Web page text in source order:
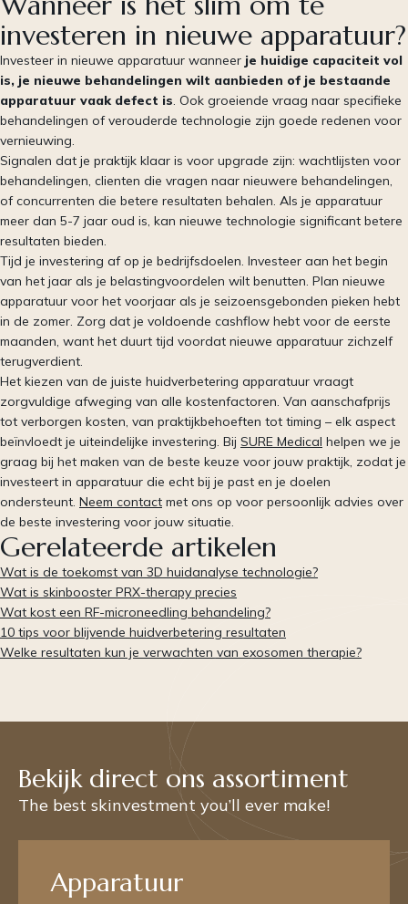
investeren in nieuwe apparatuur?
Investeer in nieuwe apparatuur wanneer je huidige capaciteit vol
is, je nieuwe behandelingen wilt aanbieden of je bestaande
apparatuur vaak defect is . Ook groeiende vraag naar specifieke
behandelingen of verouderde technologie zijn goede redenen voor
vernieuwing.
Signalen dat je praktijk klaar is voor upgrade zijn: wachtlijsten voor
behandelingen, clienten die vragen naar nieuwere behandelingen,
of concurrenten die betere resultaten behalen. Als je apparatuur
meer dan 5-7 jaar oud is, kan nieuwe technologie significant betere
resultaten bieden.
Tijd je investering af op je bedrijfsdoelen. Investeer aan het begin
van het jaar als je belastingvoordelen wilt benutten. Plan nieuwe
apparatuur voor het voorjaar als je seizoensgebonden pieken hebt
in de zomer. Zorg dat je voldoende cashflow hebt voor de eerste
maanden, want het duurt tijd voordat nieuwe apparatuur zichzelf
terugverdient.
Het kiezen van de juiste huidverbetering apparatuur vraagt
zorgvuldige afweging van alle kostenfactoren. Van aanschafprijs
tot verborgen kosten, van praktijkbehoeften tot timing – elk aspect
beïnvloedt je uiteindelijke investering. Bij SURE Medical helpen we je
graag bij het maken van de beste keuze voor jouw praktijk, zodat je
investeert in apparatuur die echt bij je past en je doelen
ondersteunt. Neem contact met ons op voor persoonlijk advies over
de beste investering voor jouw situatie.
Gerelateerde artikelen
Wat is de toekomst van 3D huidanalyse technologie?
Wat is skinbooster PRX-therapy precies
Wat kost een RF-microneedling behandeling?
10 tips voor blijvende huidverbetering resultaten
Welke resultaten kun je verwachten van exosomen therapie?
Bekijk direct ons assortiment
The best skinvestment you’ll ever make!
Apparatuur